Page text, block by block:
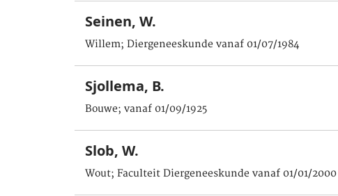
Seinen, W.
Willem; Diergeneeskunde vanaf 01/07/1984
Sjollema, B.
Bouwe; vanaf 01/09/1925
Slob, W.
Wout; Faculteit Diergeneeskunde vanaf 01/01/2000